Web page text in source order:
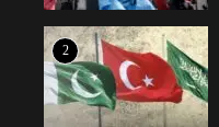
2